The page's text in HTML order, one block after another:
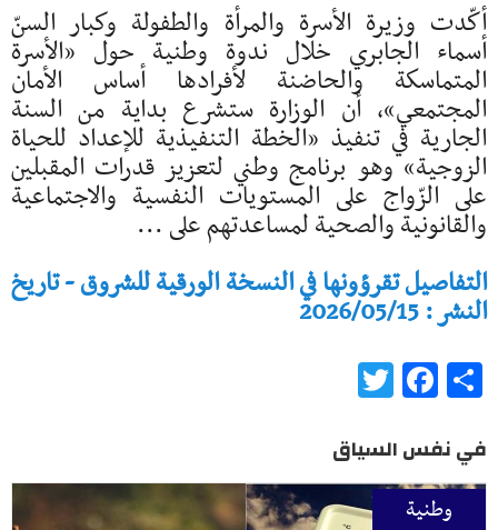
أكّدت وزيرة الأسرة والمرأة والطفولة وكبار السنّ
أسماء الجابري خلال ندوة وطنية حول «الأسرة
المتماسكة والحاضنة لأفرادها أساس الأمان
المجتمعي»، أن الوزارة ستشرع بداية من السنة
الجارية في تنفيذ «الخطة التنفيذية للإعداد للحياة
الزوجية» وهو برنامج وطني لتعزيز قدرات المقبلين
على الزّواج على المستويات النفسية والاجتماعية
والقانونية والصحية لمساعدتهم على ...
التفاصيل تقرؤونها في النسخة الورقية للشروق - تاريخ
النشر : 2026/05/15
Share
Facebook
في نفس السياق
وطنية